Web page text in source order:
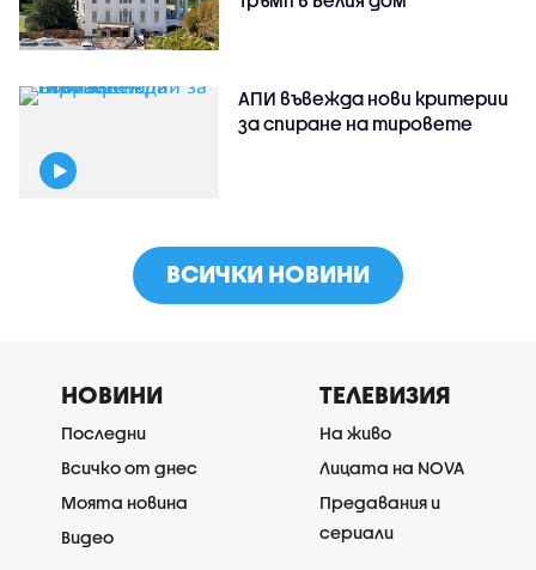
АПИ въвежда нови критерии
за спиране на тировете
ВСИЧКИ НОВИНИ
НОВИНИ
Последни
Всичко от днес
Моята новина
Видео
ТЕЛЕВИЗИЯ
На живо
Лицата на NOVA
Предавания и
сериали